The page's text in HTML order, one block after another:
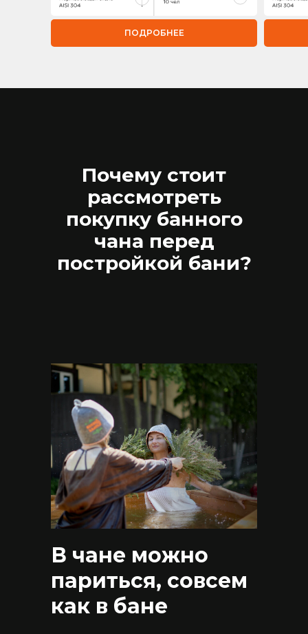
ПОДРОБНЕЕ
Почему стоит
рассмотреть
покупку банного
чана перед
постройкой бани?
В чане можно
париться, совсем
как в бане